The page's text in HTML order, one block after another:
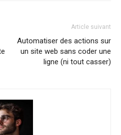
Article suivant
Automatiser des actions sur
un site web sans coder une
ligne (ni tout casser)